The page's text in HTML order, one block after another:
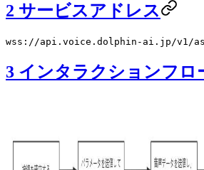
2 サービスアドレス
wss://api.voice.dolphin-ai.jp/v1/
3 インタラクションフロ